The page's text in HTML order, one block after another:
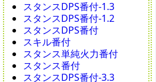
スタンスDPS番付-1.3
スタンスDPS番付-1.2
スタンスDPS番付
スキル番付
スタンス単純火力番付
スタンス番付
スタンスDPS番付-3.3